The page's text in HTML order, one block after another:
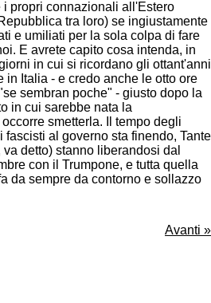
propri connazionali all'Estero
tra loro) se ingiustamente
e umiliati per la sola colpa di fare
E avrete capito cosa intenda, in
in cui si ricordano gli ottant'anni
in Italia - e credo anche le otto ore
sembran poche" - giusto dopo la
in cui sarebbe nata la
smetterla. Il tempo degli
fascisti al governo sta finendo, Tante
detto) stanno liberandosi dal
con il Trumpone, e tutta quella
da sempre da contorno e sollazzo
Avanti »